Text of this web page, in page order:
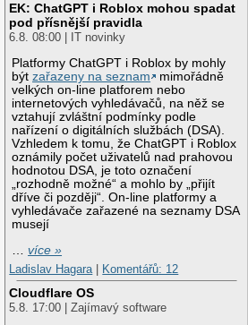
EK: ChatGPT i Roblox mohou spadat
pod přísnější pravidla
6.8. 08:00 | IT novinky
Platformy ChatGPT i Roblox by mohly
býtzařazeny na seznam
mimořádně
velkých on-line platforem nebo
internetových vyhledávačů, na něž se
vztahují zvláštní podmínky podle
nařízení o digitálních službách (DSA).
Vzhledem k tomu, že ChatGPT i Roblox
oznámily počet uživatelů nad prahovou
hodnotou DSA, je toto označení
„rozhodně možné“ a mohlo by „přijít
dříve či později“. On-line platformy a
vyhledávače zařazené na seznamy DSA
musejí
…více »
Ladislav Hagara| Komentářů: 12
Cloudflare OS
5.8. 17:00 | Zajímavý software